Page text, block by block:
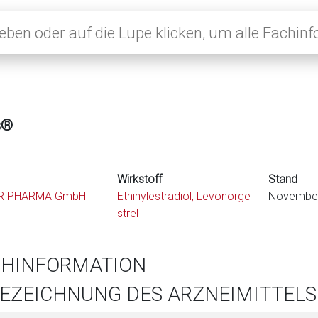
PHARMA GmbH
Wirkstoff
Ethinylestradiol, Levonorge
strel
Stand
DES ARZNEIMITTELS